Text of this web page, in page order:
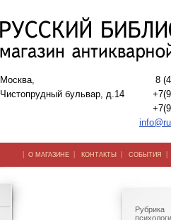
Москва,
Чистопрудный бульвар, д.14
8
| О МАГАЗИНЕ | КОНТАКТЫ | СОБЫТИЯ